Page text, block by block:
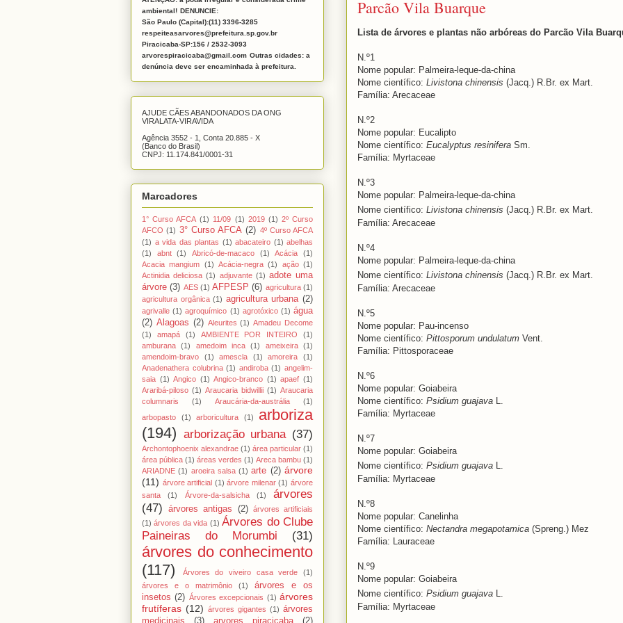
Parcão Vila Buarque
Lista de árvores e plantas não arbóreas do Parcão Vila
N.º1
Nome popular: Palmeira-leque-da-china
Nome científico: Livistona chinensis (Jacq.) R.Br. ex Mart.
Família: Arecaceae
N.º2
Nome popular: Eucalipto
Nome científico: Eucalyptus resinifera Sm.
Família: Myrtaceae
N.º3
Nome popular: Palmeira-leque-da-china
Nome científico: Livistona chinensis (Jacq.) R.Br. ex Mart.
Família: Arecaceae
N.º4
Nome popular: Palmeira-leque-da-china
Nome científico: Livistona chinensis (Jacq.) R.Br. ex Mart.
Família: Arecaceae
N.º5
Nome popular: Pau-incenso
Nome científico: Pittosporum undulatum Vent.
Família: Pittosporaceae
N.º6
Nome popular: Goiabeira
Nome científico: Psidium guajava L.
Família: Myrtaceae
N.º7
Nome popular: Goiabeira
Nome científico: Psidium guajava L.
Família: Myrtaceae
N.º8
Nome popular: Canelinha
Nome científico: Nectandra megapotamica (Spreng.) Mez
Família: Lauraceae
N.º9
Nome popular: Goiabeira
Nome científico: Psidium guajava L.
Família: Myrtaceae
ambiental! DENUNCIE:
São Paulo (Capital):(11) 3396-3285
respeiteasarvores@prefeitura.sp.gov.br
Piracicaba-SP:156 / 2532-3093
arvorespiracicaba@gmail.com Outras cidades: a
denúncia deve ser encaminhada à prefeitura.
AJUDE CÃES ABANDONADOS DA ONG
VIRALATA-VIRAVIDA
Agência 3552 - 1, Conta 20.885 - X
(Banco do Brasil)
CNPJ: 11.174.841/0001-31
Marcadores
1° Curso AFCA (1) 11/09 (1) 2019 (1) 2º Curso
AFCO (1) 3° Curso AFCA (2) 4º Curso AFCA
(1) a vida das plantas (1) abacateiro (1) abelhas
(1)
abnt (1) Abricó-de-macaco (1) Acácia
(1)
Acacia mangium (1) Acácia-negra (1) ação (1)
Actinidia deliciosa (1) adjuvante (1) adote uma
árvore (3) AES (1) AFPESP (6) agricultura (1)
agricultura orgânica (1) agricultura urbana (2)
agrivalle (1) agroquímico (1) agrotóxico (1) água
(2) Alagoas (2) Aleurites (1) Amadeu Decome
(1)
amapá (1) AMBIENTE POR INTEIRO
(1)
amburana
(1) amedoim inca (1) ameixeira
(1)
amendoim-bravo
(1) amescla (1) amoreira
(1)
Anadenathera colubrina (1) andiroba (1) angelim-
saia (1) Angico (1) Angico-branco (1) apaef (1)
Araribá-piloso (1) Araucaria bidwillii (1) Araucaria
columnaris
(1) Araucária-da-austrália
(1)
arbopasto
(1) arboricultura (1)
arboriza
(194) arborização urbana (37)
Archontophoenix alexandrae (1) área particular (1)
área pública (1) áreas verdes (1) Areca bambu (1)
ARIADNE (1) aroeira salsa (1) arte (2) árvore
(11) árvore artificial (1) árvore milenar (1) árvore
santa
(1) Árvore-da-salsicha (1)
árvores
(47)
árvores antigas (2)
árvores artificiais
(1) árvores da vida (1) Árvores do Clube
Paineiras do Morumbi
(31)
árvores do conhecimento
(117)
Árvores do viveiro casa verde
(1)
árvores e o matrimônio
(1)
árvores e os
insetos (2) Árvores excepcionais (1) árvores
frutíferas (12) árvores gigantes (1) árvores
medicinais
(3) arvores piracicaba (2)